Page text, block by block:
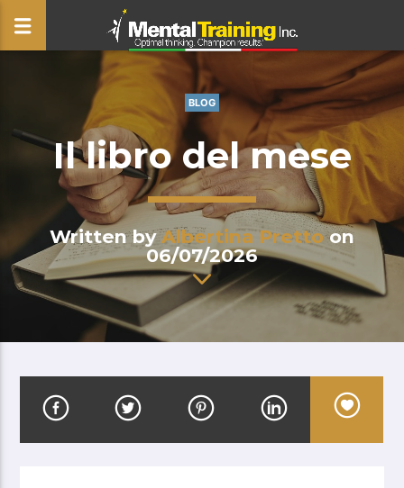
CLOSE
BLOG
Il libro del mese
Written byAlbertina Prettoon
06/07/2026